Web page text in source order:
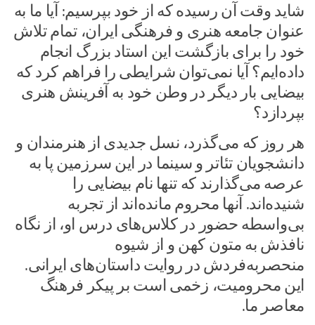
شاید وقت آن رسیده که از خود بپرسیم: آیا ما به
عنوان جامعه هنری و فرهنگی ایران، تمام تلاش
خود را برای بازگشت این استاد بزرگ انجام
داده‌ایم؟ آیا نمی‌توان شرایطی را فراهم کرد که
بیضایی بار دیگر در وطن خود به آفرینش هنری
بپردازد؟
هر روز که می‌گذرد، نسل جدیدی از هنرمندان و
دانشجویان تئاتر و سینما در این سرزمین پا به
عرصه می‌گذارند که تنها نام بیضایی را
شنیده‌اند. آنها محروم مانده‌اند از تجربه
بی‌واسطه حضور در کلاس‌های درس او، از نگاه
نافذش به متون کهن و از شیوه
منحصر‌به‌فردش در روایت داستان‌های ایرانی.
این محرومیت، زخمی است بر پیکر فرهنگ
معاصر ما.